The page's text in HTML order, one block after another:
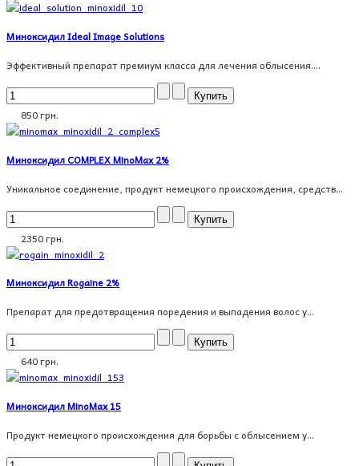
Миноксидил Ideal Image Solutions
Эффективный препарат премиум класса для лечения облысения....
850 грн.
Миноксидил COMPLEX MinoMax 2%
Уникальное соединение, продукт немецкого происхождения, средств...
2350 грн.
Миноксидил Rogaine 2%
Препарат для предотвращения поредения и выпадения волос у...
640 грн.
Миноксидил MinoMax 15
Продукт немецкого происхождения для борьбы с облысением у...